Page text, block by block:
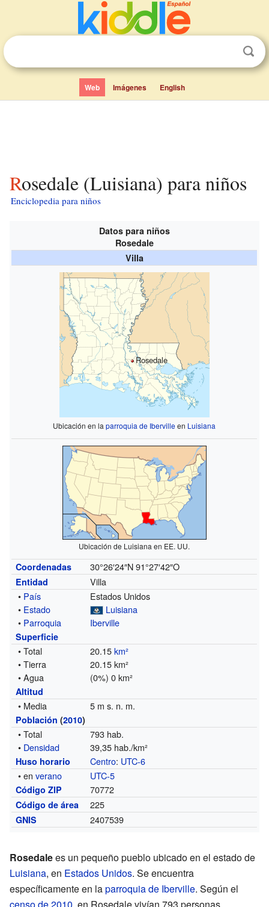
Web Imágenes English
Rosedale (Luisiana) para niños
Enciclopedia para niños
Datos para niños
Rosedale
Villa
Rosedale
Ubicación en laparroquia de Ibervilleen Luisiana
Ubicación de Luisiana en EE. UU.
Coordenadas 30°26′24″N 91°27′42″O
Entidad
Villa
• País
Estados Unidos
• Estado
Luisiana
• Parroquia Iberville
Superficie
• Total 20.15km²
• Tierra
20.15 km²
• Agua
(0%) 0 km²
Altitud
• Media 5 m s. n. m.
Población (2010)
• Total
793 hab.
• Densidad 39,35 hab./km²
Huso horario Centro: UTC-6
• enverano UTC-5
Código ZIP 70772
Código de área 225
GNIS 2407539
Rosedalees un pequeño pueblo ubicado en el estado de
Luisiana, en Estados Unidos. Se encuentra
específicamente en laparroquia de Iberville. Según el
censo de 2010, en Rosedale vivían 793 personas.